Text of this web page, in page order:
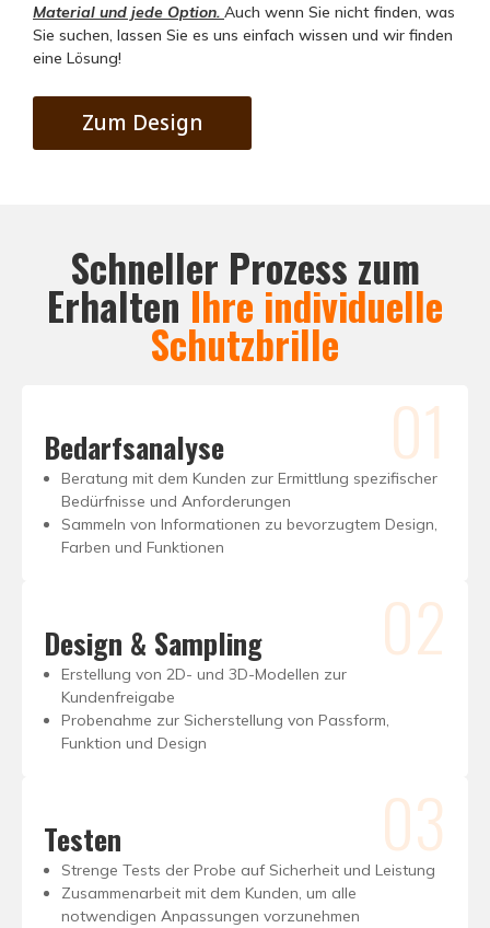
Material und jede Option. Auch wenn Sie nicht finden, was
Sie suchen, lassen Sie es uns einfach wissen und wir finden
eine Lösung!
Zum Design
Schneller Prozess zum
Erhalten Ihre individuelle
Schutzbrille
01
Bedarfsanalyse
Beratung mit dem Kunden zur Ermittlung spezifischer
Bedürfnisse und Anforderungen
Sammeln von Informationen zu bevorzugtem Design,
Farben und Funktionen
02
Design & Sampling
Erstellung von 2D- und 3D-Modellen zur
Kundenfreigabe
Probenahme zur Sicherstellung von Passform,
Funktion und Design
03
Testen
Strenge Tests der Probe auf Sicherheit und Leistung
Zusammenarbeit mit dem Kunden, um alle
notwendigen Anpassungen vorzunehmen